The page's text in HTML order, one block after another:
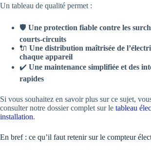
Un tableau de qualité permet :
🛡️ Une protection fiable contre les
courts-circuits
🔌 Une distribution maîtrisée de
chaque appareil
✔️ Une maintenance simplifiée et des
rapides
Si vous souhaitez en savoir plus sur ce sujet,
consulter notre dossier complet sur le tableau
installation.
En bref : ce qu’il faut retenir sur le compteur